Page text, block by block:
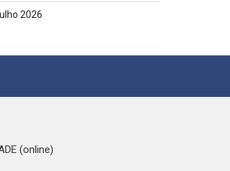
2026
(online)